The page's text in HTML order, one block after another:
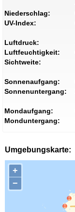
Niederschlag:
UV-Index:
Luftdruck:
Luftfeuchtigkeit:
Sichtweite:
Sonnenaufgang:
Sonnenuntergang:
Mondaufgang:
Monduntergang:
Umgebungskarte:
+
−